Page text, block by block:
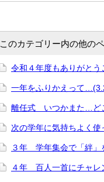
このカテゴリー内の他の
令和４年度もありがと
一年をふりかえって
離任式 いつかまた…ど
次の学年に気持ちよく
３年 学年集会で「絆」
４年 百人一首にチャレ